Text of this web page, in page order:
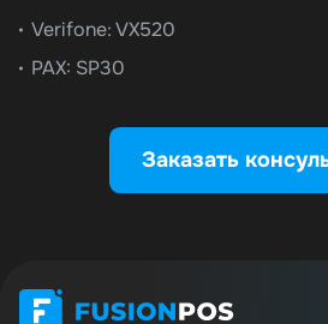
Verifone: VX520
PAX: SP30
Заказать